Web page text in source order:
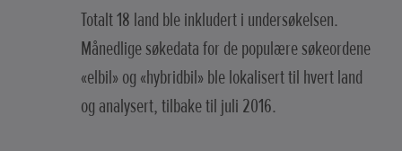
Totalt 18 land ble inkludert i undersøkelsen.
Månedlige søkedata for de populære søkeordene
«elbil» og «hybridbil» ble lokalisert til hvert land
og analysert, tilbake til juli 2016.